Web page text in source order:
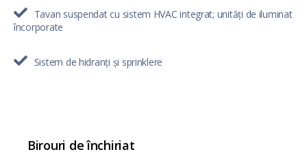
Tavan suspendat cu sistem HVAC integrat; unități de iluminat
încorporate
Sistem de hidranți și sprinklere
Birouri de închiriat